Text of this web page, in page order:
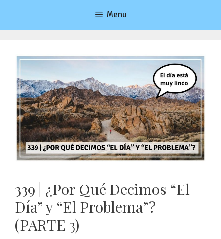
contenido
Menu
339 | ¿Por Qué Decimos “El
Día” y “El Problema”?
(PARTE 3)